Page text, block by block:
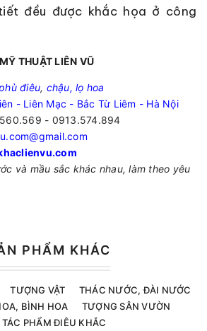
đều được khắc họa ở công
THUẬT LIÊN VŨ
điêu, chậu, lọ hoa
- Liên Mạc - Bắc Từ Liêm - Hà Nội
- 0913.574.894
và mầu sắc khác nhau, làm theo yêu
PHẨM KHÁC
TƯỢNG VẬT
THÁC NƯỚC, ĐÀI NƯỚC
BÌNH HOA
TƯỢNG SÂN VƯỜN
TÁC PHẨM ĐIÊU KHẮC